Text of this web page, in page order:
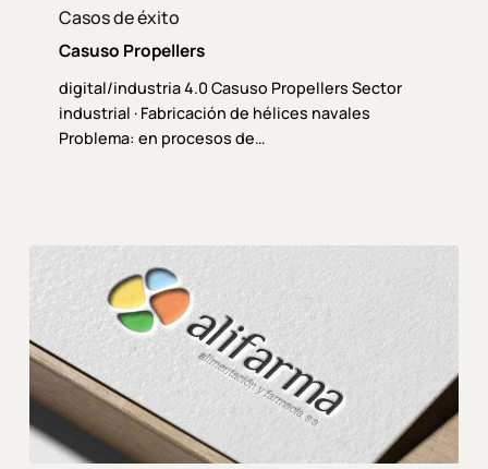
Propellers
Casos de éxito
Casuso Propellers
digital/industria 4.0 Casuso Propellers Sector
industrial · Fabricación de hélices navales
Problema: en procesos de…